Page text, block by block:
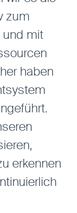
zum
mit
haben
erkennen
externen
uns zu
Website